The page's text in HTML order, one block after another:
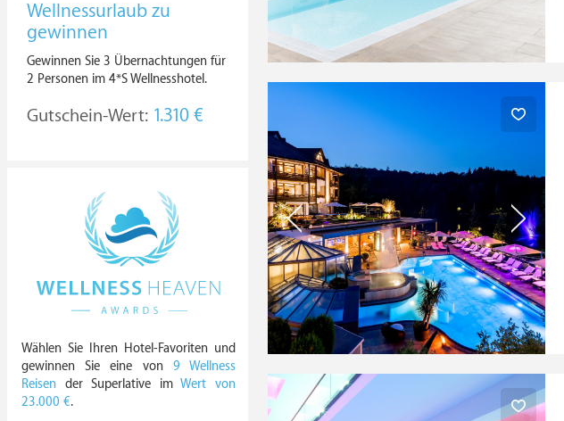
Wellnessurlaub zu
gewinnen
Gewinnen Sie 3 Übernachtungen für
2 Personen im 4*S Wellnesshotel.
Gutschein-Wert: 1.310 €
Wählen Sie Ihren Hotel-Favoriten und
gewinnen Sie eine von 9 Wellness
Reisen der Superlative imWert von
23.000 €.